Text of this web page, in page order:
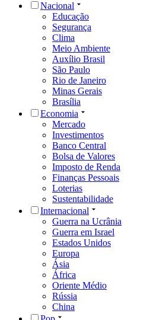
Nacional
Educação
Segurança
Clima
Meio Ambiente
Auxílio Brasil
São Paulo
Rio de Janeiro
Minas Gerais
Brasília
Economia
Mercado
Investimentos
Banco Central
Bolsa de Valores
Imposto de Renda
Finanças Pessoais
Loterias
Sustentabilidade
Internacional
Guerra na Ucrânia
Guerra em Israel
Estados Unidos
Europa
Ásia
África
Oriente Médio
Rússia
China